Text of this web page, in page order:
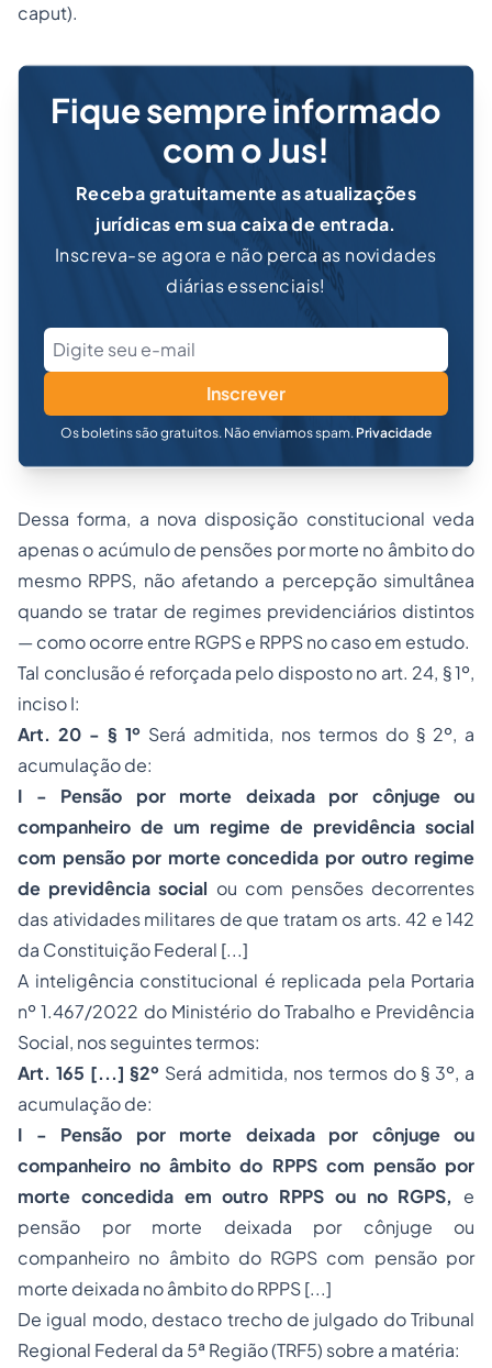
caput).
Fique sempre informado
com o Jus!
Receba gratuitamente as atualizações
jurídicas em sua caixa de entrada.
Inscreva-se agora e não perca as novidades
diárias essenciais!
Inscrever
Os boletins são gratuitos. Não enviamos spam. Privacidade
Dessa forma, a nova disposição constitucional veda
apenas o acúmulo de pensões por morte no âmbito do
mesmo RPPS, não afetando a percepção simultânea
quando se tratar de regimes previdenciários distintos
— como ocorre entre RGPS e RPPS no caso em estudo.
Tal conclusão é reforçada pelo disposto no art. 24, § 1º,
inciso I:
Art. 20 - § 1º Será admitida, nos termos do § 2º, a
acumulação de:
I -
Pensão por morte deixada por cônjuge ou
companheiro de um regime de previdência social
com pensão por morte concedida por outro regime
de previdência social ou com pensões decorrentes
das atividades militares de que tratam os arts. 42 e 142
da Constituição Federal [...]
A inteligência constitucional é replicada pela Portaria
nº 1.467/2022 do Ministério do Trabalho e Previdência
Social, nos seguintes termos:
Art. 165 [...] §2º Será admitida, nos termos do § 3º, a
acumulação de:
I -
Pensão por morte deixada por cônjuge ou
companheiro no âmbito do RPPS com pensão por
morte concedida em outro RPPS ou no RGPS,
e
pensão por morte deixada por cônjuge ou
companheiro no âmbito do RGPS com pensão por
morte deixada no âmbito do RPPS [...]
De igual modo, destaco trecho de julgado do Tribunal
Regional Federal da 5ª Região (TRF5) sobre a matéria: